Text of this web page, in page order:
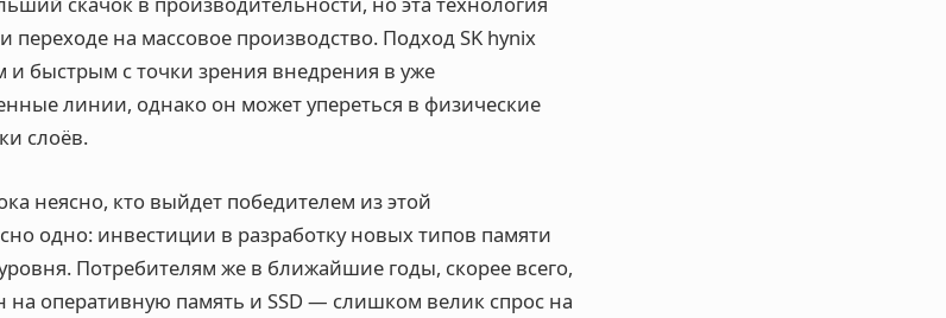
переходе на массовое производство. Подход SK hynix
и быстрым с точки зрения внедрения в уже
линии, однако он может упереться в физические
слоёв.
неясно, кто выйдет победителем из этой
одно: инвестиции в разработку новых типов памяти
Потребителям же в ближайшие годы, скорее всего,
на оперативную память и SSD — слишком велик спрос на